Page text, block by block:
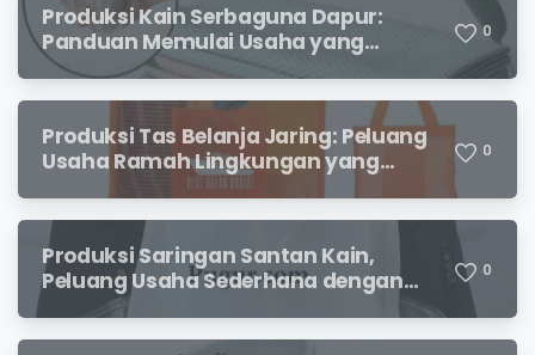
Produksi Kain Serbaguna Dapur:
Panduan Memulai Usaha yang
Menjanjikan untuk Pebisnis Pemula
0
Produksi Tas Belanja Jaring: Peluang
Usaha Ramah Lingkungan yang
0
Produksi Saringan Santan Kain,
Peluang Usaha Sederhana dengan
Permintaan yang Terus Meningkat
0